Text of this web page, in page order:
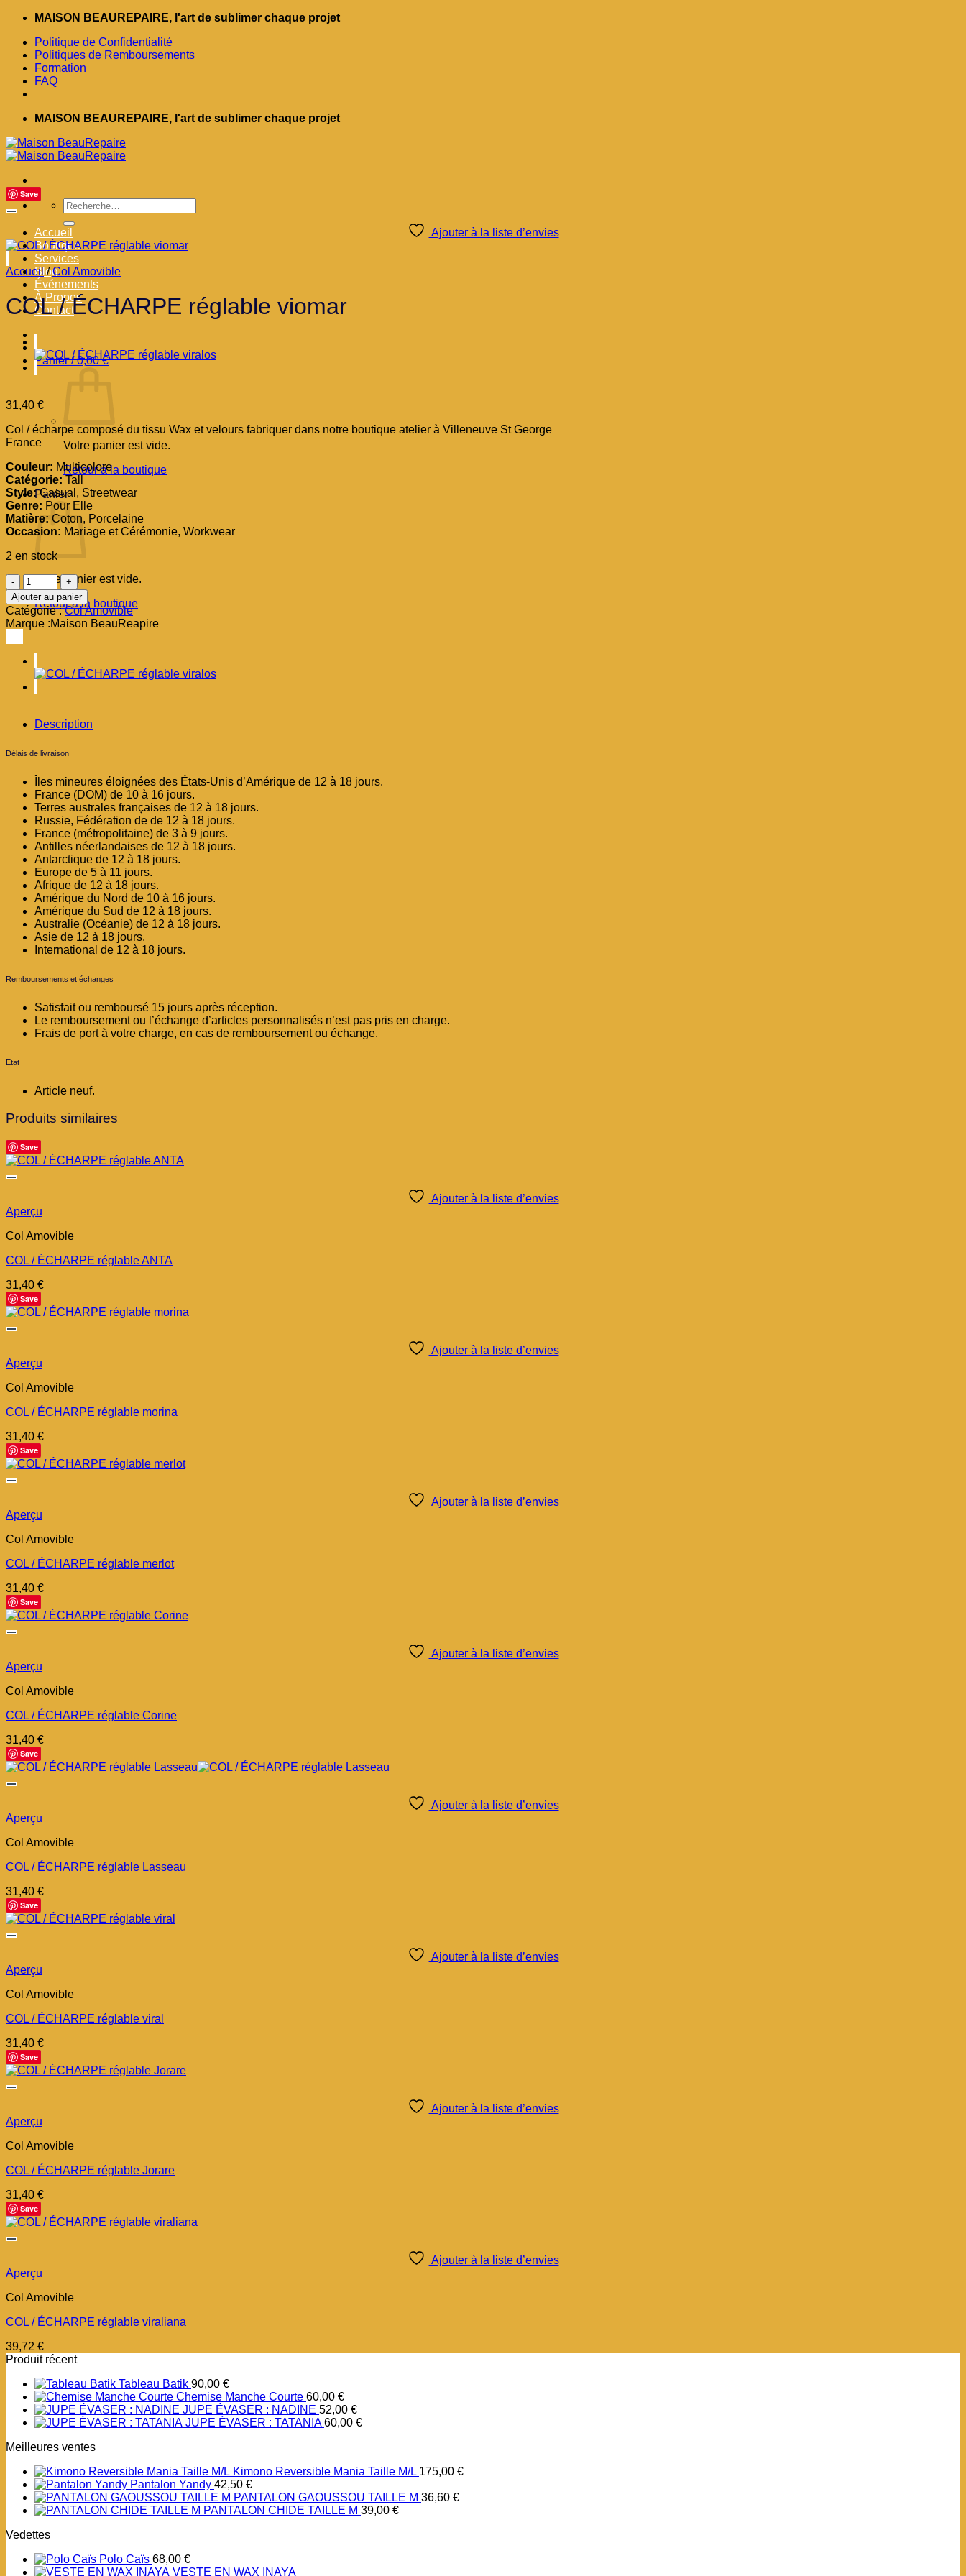
Passer
contenu
MAISON BEAUREPAIRE, l'art de sublimer chaque projet
Politique de Confidentialité
Politiques de Remboursements
Formation
FAQ
MAISON BEAUREPAIRE, l'art de sublimer chaque projet
Recherche
pour :
Accueil
Boutique
Services
Blog
Événements
À Propos
Contact
Panier /0,00€
Votre panier est vide.
Retour à la boutique
Panier
Votre panier est vide.
Retour à la boutique
Save
Ajouter à la liste d’envies
Accueil / Col Amovible
COL / ÉCHARPE réglable viomar
31,40 €
Col / écharpe composé du tissu Wax et velours fabriquer dans notre boutique atelier à Villeneuve St George
France
Couleur: Multicolore
Catégorie: Tall
Style:Casual, Streetwear
Genre: Pour Elle
Matière: Coton, Porcelaine
Occasion: Mariage et Cérémonie, Workwear
2 en stock
quantité
de
COL
/
ÉCHARPE
réglable
viomar
Ajouter au panier
Catégorie :Col Amovible
Marque :Maison BeauReapire
Description
Délais de livraison
Îles mineures éloignées des États-Unis d’Amérique de 12 à 18 jours.
France (DOM) de 10 à 16 jours.
Terres australes françaises de 12 à 18 jours.
Russie, Fédération de de 12 à 18 jours.
France (métropolitaine) de 3 à 9 jours.
Antilles néerlandaises de 12 à 18 jours.
Antarctique de 12 à 18 jours.
Europe de 5 à 11 jours.
Afrique de 12 à 18 jours.
Amérique du Nord de 10 à 16 jours.
Amérique du Sud de 12 à 18 jours.
Australie (Océanie) de 12 à 18 jours.
Asie de 12 à 18 jours.
International de 12 à 18 jours.
Remboursements et échanges
Satisfait ou remboursé 15 jours après réception.
Le remboursement ou l’échange d’articles personnalisés n’est pas pris en charge.
Frais de port à votre charge, en cas de remboursement ou échange.
Etat
Article neuf.
Produits similaires
Save
Ajouter à la liste d’envies
Aperçu
Col Amovible
COL / ÉCHARPE réglable ANTA
31,40 €
Save
Ajouter à la liste d’envies
Aperçu
Col Amovible
COL / ÉCHARPE réglable morina
31,40 €
Save
Ajouter à la liste d’envies
Aperçu
Col Amovible
COL / ÉCHARPE réglable merlot
31,40 €
Save
Ajouter à la liste d’envies
Aperçu
Col Amovible
COL / ÉCHARPE réglable Corine
31,40 €
Save
Ajouter à la liste d’envies
Aperçu
Col Amovible
COL / ÉCHARPE réglable Lasseau
31,40 €
Save
Ajouter à la liste d’envies
Aperçu
Col Amovible
COL / ÉCHARPE réglable viral
31,40 €
Save
Ajouter à la liste d’envies
Aperçu
Col Amovible
COL / ÉCHARPE réglable Jorare
31,40 €
Save
Ajouter à la liste d’envies
Aperçu
Col Amovible
COL / ÉCHARPE réglable viraliana
39,72 €
Produit récent
Tableau Batik 90,00 €
Chemise Manche Courte 60,00 €
JUPE ÉVASER : NADINE 52,00 €
JUPE ÉVASER : TATANIA 60,00 €
Meilleures ventes
Kimono Reversible Mania Taille M/L 175,00 €
Pantalon Yandy 42,50 €
PANTALON GAOUSSOU TAILLE M 36,60 €
PANTALON CHIDE TAILLE M 39,00 €
Vedettes
Polo Caïs 68,00 €
VESTE EN WAX INAYA